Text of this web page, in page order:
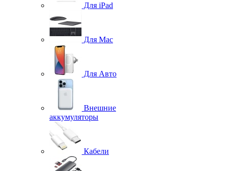
Для iPad
Для Mac
Для Авто
Внешние
аккумуляторы
Кабели